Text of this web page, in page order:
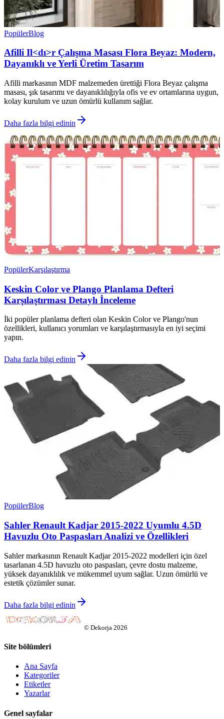
PopülerBlog
Afilli Il<dı>r Çalışma Masası Flora Beyaz: Modern,
Dayanıklı ve Yerli Üretim Tasarım
Afilli markasının MDF malzemeden ürettiği Flora Beyaz çalışma
masası, şık tasarımı ve dayanıklılığıyla ofis ve ev ortamlarına uygun,
kolay kurulum ve uzun ömürlü kullanım sağlar.
Daha fazla bilgi edinin
PopülerKarşılaştırma
Keskin Color ve Plango Planlama Defteri
Karşılaştırması Detaylı İnceleme
İki popüler planlama defteri olan Keskin Color ve Plango'nun
özellikleri, kullanıcı yorumları ve karşılaştırmasıyla en iyi seçimi
yapın.
Daha fazla bilgi edinin
PopülerBlog
Sahler Renault Kadjar 2015-2022 Uyumlu 4.5D
Havuzlu Oto Paspasları Analizi ve Özellikleri
Sahler markasının Renault Kadjar 2015-2022 modelleri için özel
tasarlanan 4.5D havuzlu oto paspasları, çevre dostu malzeme,
yüksek dayanıklılık ve mükemmel uyum sağlar. Uzun ömürlü ve
estetik çözümler sunar.
Daha fazla bilgi edinin
© Dekorja 2026
Site bölümleri
Ana Sayfa
Kategoriler
Etiketler
Yazarlar
Genel sayfalar